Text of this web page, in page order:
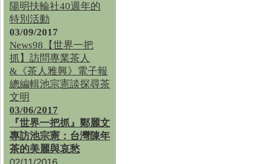
陽明扶輪社40週年的
特別活動
03/09/2017
News98【世界一把
抓】訪問專業茶人
&《茶人雅興》電子報
總編輯池宗憲談探尋茶
文明
03/06/2017
『世界一把抓』鄭麗文
專訪池宗憲：台灣陳年
茶的美麗與哀愁